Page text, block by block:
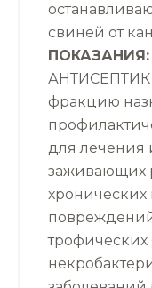
свиней от
ПОКАЗАНИЯ:
фракцию
для лечения
заживающих
хронических
трофических